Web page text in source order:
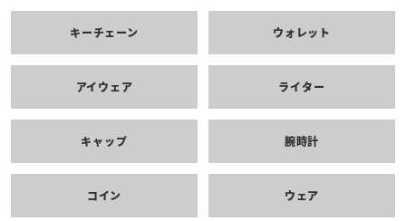
キーチェーン ウォレット
アイウェア ライター
キャップ 腕時計
コイン ウェア